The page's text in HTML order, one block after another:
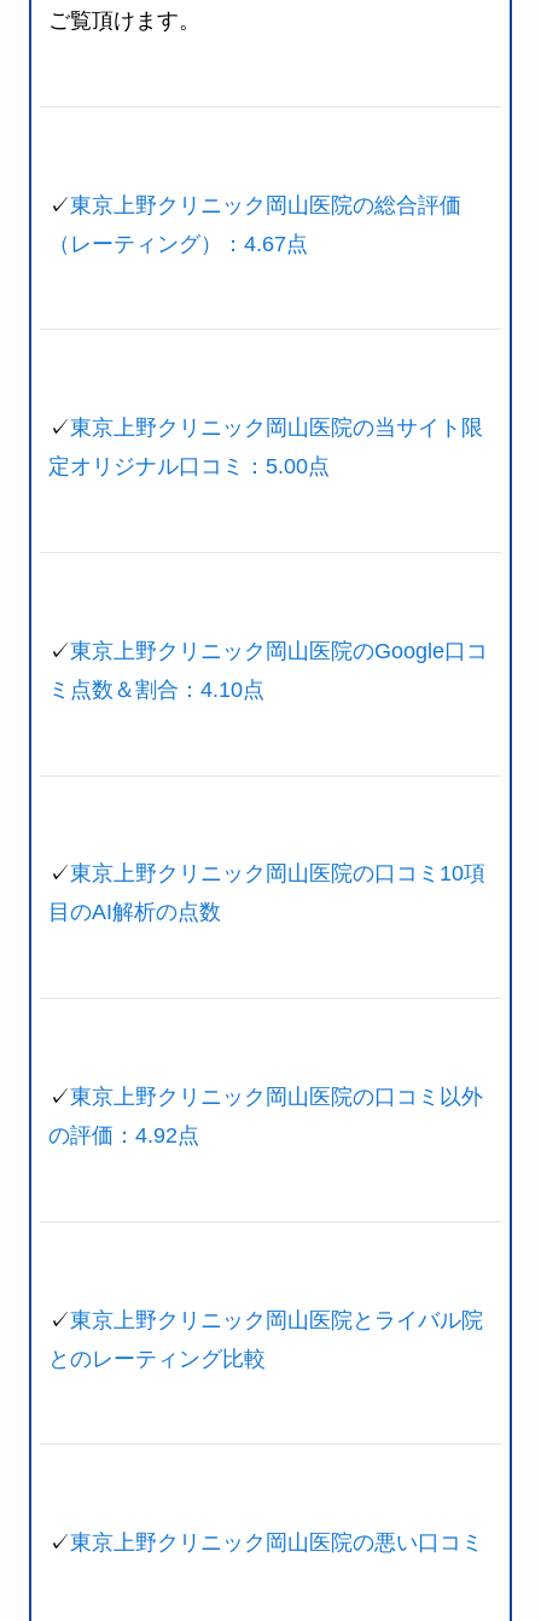
ご覧頂けます。
✓東京上野クリニック岡山医院の総合評価
（レーティング）：4.67点
✓東京上野クリニック岡山医院の当サイト限
定オリジナル口コミ：5.00点
✓東京上野クリニック岡山医院のGoogle口コ
ミ点数＆割合：4.10点
✓東京上野クリニック岡山医院の口コミ10項
目のAI解析の点数
✓東京上野クリニック岡山医院の口コミ以外
の評価：4.92点
✓東京上野クリニック岡山医院とライバル院
とのレーティング比較
✓東京上野クリニック岡山医院の悪い口コミ